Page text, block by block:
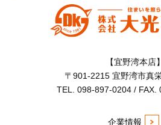
【宜野湾本店】
〒901-2215 宜野湾市真
TEL. 098-897-0204 / FAX.
企業情報